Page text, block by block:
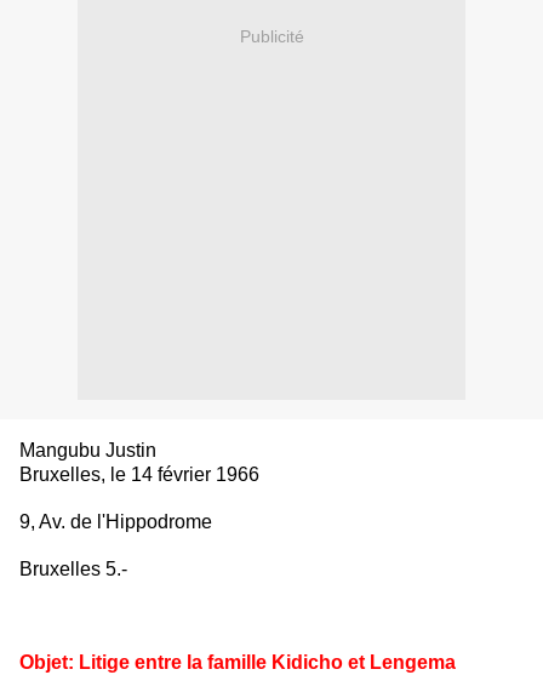
Publicité
Mangubu Justin
Bruxelles, le 14 février 1966
9, Av. de l'Hippodrome
Bruxelles 5.-
Objet: Litige entre la famille Kidicho et Lengema